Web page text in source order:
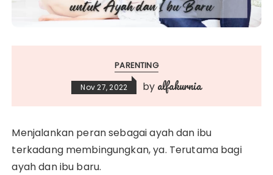
PARENTING
Nov 27, 2022 by alfakurnia
Menjalankan peran sebagai ayah dan ibu
terkadang membingungkan, ya. Terutama bagi
ayah dan ibu baru.